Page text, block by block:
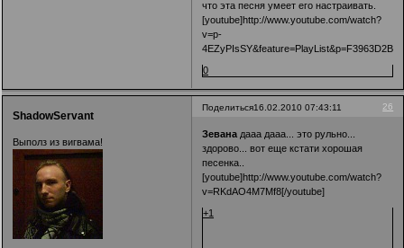
что эта песня умеет его настраивать.
[youtube]http://www.youtube.com/watch?
v=p-
0
Поделиться 26
16.02.2010 07:43:11
ShadowServant
Выполз из вигвама!
Зевана дааа дааа... это рульно...
здорово... вот еще кстати хорошая
песенка..
[youtube]http://www.youtube.com/watch?
v=RKdAO4M7Mf8[/youtube]
+1